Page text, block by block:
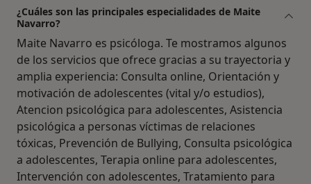
¿Cuáles son las principales especialidades de Maite
Navarro?
Maite Navarro es psicóloga. Te mostramos algunos
de los servicios que ofrece gracias a su trayectoria y
amplia experiencia: Consulta online, Orientación y
motivación de adolescentes (vital y/o estudios),
Atencion psicológica para adolescentes, Asistencia
psicológica a personas víctimas de relaciones
tóxicas, Prevención de Bullying, Consulta psicológica
a adolescentes, Terapia online para adolescentes,
Intervención con adolescentes, Tratamiento para